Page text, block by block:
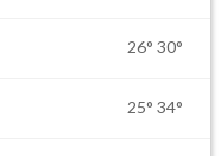
26° 30°
25° 34°